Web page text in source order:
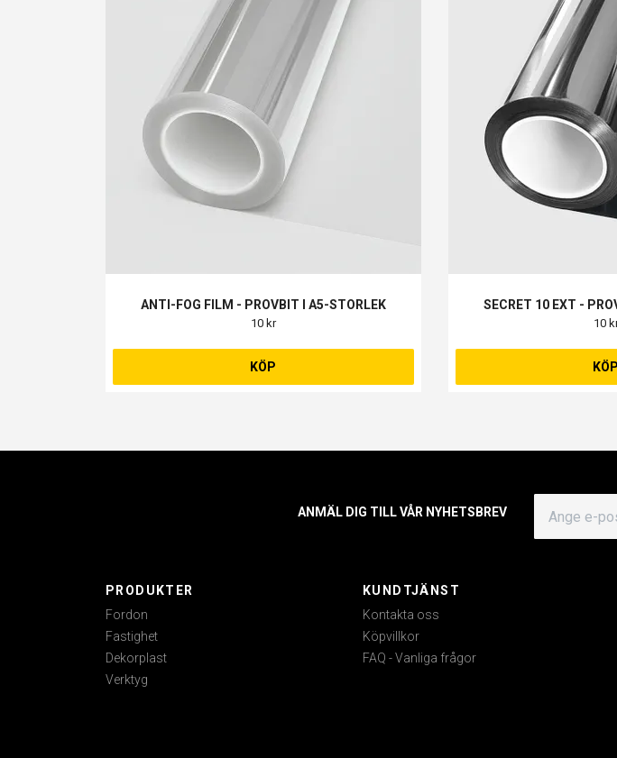
ANTI-FOG FILM - PROVBIT I A5-STORLEK
10 kr
KÖP
SECRET 10 EXT -
10
KÖP
ANMÄL DIG TILL VÅR NYHETSBREV
PRODUKTER
Fordon
Fastighet
Dekorplast
Verktyg
KUNDTJÄNST
Kontakta oss
Köpvillkor
FAQ - Vanliga frågor